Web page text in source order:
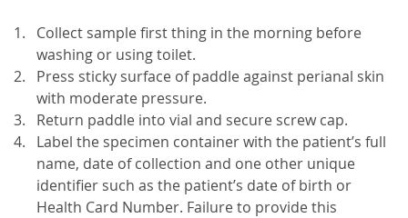
Collect sample first thing in the morning before
washing or using toilet.
Press sticky surface of paddle against perianal skin
with moderate pressure.
Return paddle into vial and secure screw cap.
Label the specimen container with the patient’s full
name, date of collection and one other unique
identifier such as the patient’s date of birth or
Health Card Number. Failure to provide this